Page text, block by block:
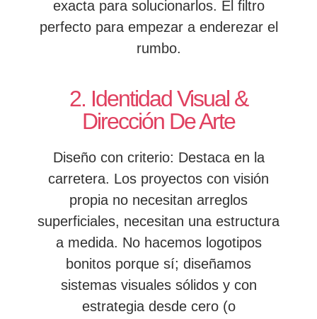
exacta para solucionarlos. El filtro
perfecto para empezar a enderezar el
rumbo.
2. Identidad Visual &
Dirección De Arte
Diseño con criterio: Destaca en la
carretera. Los proyectos con visión
propia no necesitan arreglos
superficiales, necesitan una estructura
a medida. No hacemos logotipos
bonitos porque sí; diseñamos
sistemas visuales sólidos y con
estrategia desde cero (o